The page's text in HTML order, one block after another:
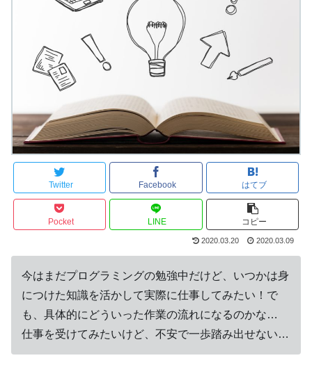
Twitter Facebook はてブ
Pocket LINE コピー
2020.03.20 2020.03.09
今はまだプログラミングの勉強中だけど、いつかは身
につけた知識を活かして実際に仕事してみたい！ で
も、具体的にどういった作業の流れになるのかな…
仕事を受けてみたいけど、不安で一歩踏み出せない…